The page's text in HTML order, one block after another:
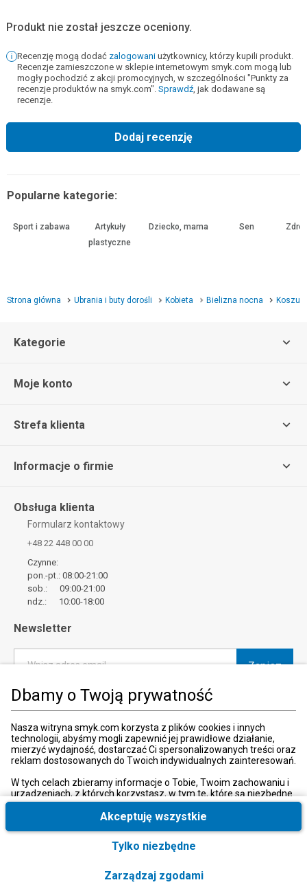
Dbamy o Twoją prywatność
Nasza witryna smyk.com korzysta z plików cookies i innych
technologii, abyśmy mogli zapewnić jej prawidłowe działanie,
mierzyć wydajność, dostarczać Ci spersonalizowanych treści oraz
reklam dostosowanych do Twoich indywidualnych zainteresowań.
W tych celach zbieramy informacje o Tobie, Twoim zachowaniu i
urządzeniach, z których korzystasz, w tym te, które są niezbędne
do prawidłowego funkcjonowania strony internetowej smyk.com.
Te niezbędne pliki cookies możesz wyłączyć zmieniając
wykorzystujemy dodatkowe pliki cookies oraz konwersje
rozszerzone w celu uzyskiwania dostępu, analizowania i
Zarządzaj zgodami
Tylko niezbędne
Akceptuję wszystkie
Produkt nie został jeszcze oceniony.
Recenzję mogą dodać zalogowani użytkownicy, którzy kupili produkt.
Recenzje zamieszczone w sklepie internetowym smyk.com mogą lub
mogły pochodzić z akcji promocyjnych, w szczególności "Punkty za
recenzje produktów na smyk.com". Sprawdź, jak dodawane są
recenzje.
Dodaj recenzję
Popularne kategorie:
Sport i zabawa
Artykuły
plastyczne
Dziecko, mama Sen
Strona główna Ubrania i buty dorośli Kobieta Bielizna nocna
Kategorie
Moje konto
Strefa klienta
Informacje o firmie
Obsługa klienta
Formularz kontaktowy
+48 22 448 00 00
Czynne:
pon.-pt.: 08:00-21:00
sob.: 09:00-21:00
ndz.: 10:00-18:00
Newsletter
Wpisz adres email Zapisz
Wyrażam zgodę na otrzymywanie od SMYK sp. z o.o. informacji o
przez SMYK sp. z o.o., za pośrednictwem środków komunikacji
elektronicznej (e-mail).
W każdej chwili możesz z łatwością cofnąć wyrażone zgody.
więcej
Polska (Poland)